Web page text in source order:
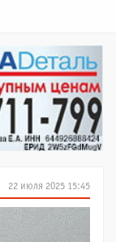
22 июля 2025 15:45